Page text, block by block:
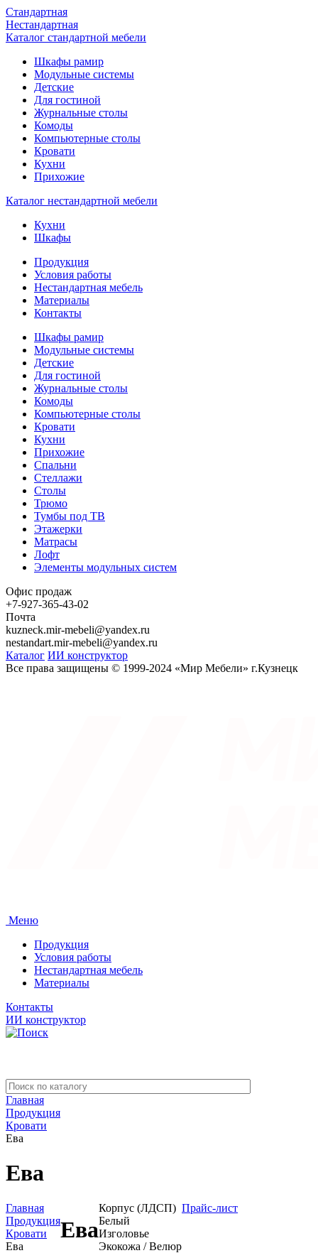
Стандартная
Нестандартная
Каталог стандартной мебели
Шкафы рамир
Модульные системы
Детские
Для гостиной
Журнальные столы
Комоды
Компьютерные столы
Кровати
Кухни
Прихожие
Каталог нестандартной мебели
Кухни
Шкафы
Продукция
Условия работы
Нестандартная мебель
Материалы
Контакты
Шкафы рамир
Модульные системы
Детские
Для гостиной
Журнальные столы
Комоды
Компьютерные столы
Кровати
Кухни
Прихожие
Спальни
Стеллажи
Столы
Трюмо
Тумбы под ТВ
Этажерки
Матрасы
Лофт
Элементы модульных систем
Офис продаж
+7-927-365-43-02
Почта
kuzneck.mir-mebeli@yandex.ru
nestandart.mir-mebeli@yandex.ru
Каталог ИИ конструктор
Все права защищены © 1999-2024 «Мир Мебели» г.Кузнецк
Меню
Продукция
Условия работы
Нестандартная мебель
Материалы
Контакты
ИИ конструктор
Главная
Продукция
Кровати
Ева
Ева
Главная
Продукция
Кровати
Ева
Ева
Корпус (ЛДСП)
Белый
Изголовье
Экокожа / Велюр
Прайс-лист